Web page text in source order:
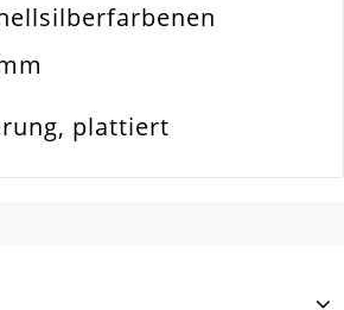
Geliefert
plattiert